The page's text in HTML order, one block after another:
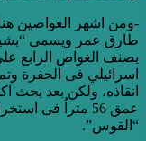
-ومن اشهر الغواصين
طارق عمر ويسمى
يصنف الغواص الرابع
اسرائيلي فى الحفرة
انقاذه، ولكن بعد
عمق 56 متراُ فى
“القوس”.